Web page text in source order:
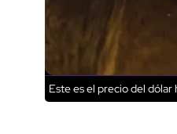
Este es el precio del dólar